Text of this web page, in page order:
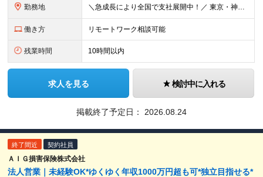
勤務地 ＼急成⻑により全国で⽀社展開中！／ 東京・神奈川・埼⽟・千葉・⼤阪・名古屋・神⼾・新潟・⾦沢・京都・広島・福岡などで募集中！ ★東京、⼤阪、名古屋、福岡は急募のため、特に選考優遇します★ ◎勤務地は
働き方 リモートワーク相談可能
残業時間 10時間以内
求人を見る 検討中に入れる
掲載終了予定日： 2026.08.24
終了間近 契約社員
ＡＩＧ損害保険株式会社
法人営業｜未経験OK*ゆくゆく年収1000万円超も可*独立目指せる*